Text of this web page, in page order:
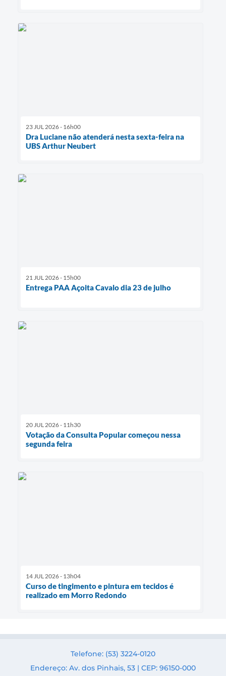
23 JUL 2026 - 16h00
Dra Luciane não atenderá nesta sexta-feira na
UBS Arthur Neubert
21 JUL 2026 - 15h00
Entrega PAA Açoita Cavalo dia 23 de julho
20 JUL 2026 - 11h30
Votação da Consulta Popular começou nessa
segunda feira
14 JUL 2026 - 13h04
Curso de tingimento e pintura em tecidos é
realizado em Morro Redondo
Telefone: (53) 3224-0120
Endereço: Av. dos Pinhais, 53 | CEP: 96150-000